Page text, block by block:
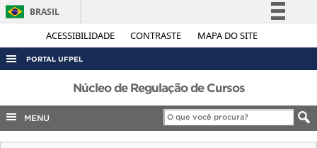
ACESSIBILIDADE CONTRASTE MAPA DO SITE
BRASIL
Simplifique!
Legislação
Canais
PORTAL UFPEL
ACESSO À INFORMAÇÃO
AUDITORIA
COBALTO
Núcleo de Regulação de Cursos
MENU